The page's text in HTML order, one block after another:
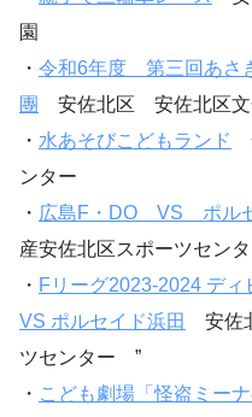
園
・ 令和6年度 第三回あさ
團
安佐北区 安佐北区
・ 水あそびこどもランド
ンター
・ 広島F・DO VS ポル
産安佐北区スポーツセン
・ Fリーグ2023-2024 デ
VS ポルセイド浜田
安佐
ツセンター ”
・ こども劇場「怪盗ミー